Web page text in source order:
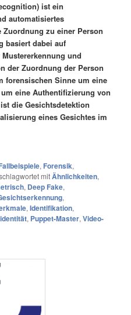
ist ein
automatisiertes
zu einer Person
basiert dabei auf
und
der Zuordnung der Person
forensischen Sinne um eine
eine Authentifizierung von
die Gesichtsdetektion
eines Gesichtes im
, Forensik,
mitÄhnlichkeiten,
, Deep Fake,
,
,Identifikation,
, Puppet-Master,Video-